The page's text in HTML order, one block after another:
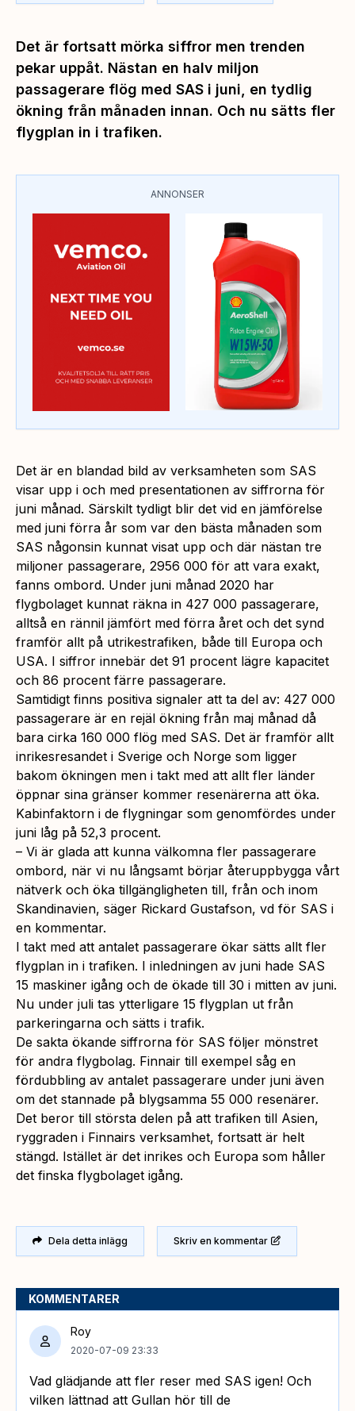
Det är fortsatt mörka siffror men trenden
pekar uppåt. Nästan en halv miljon
passagerare flög med SAS i juni, en tydlig
ökning från månaden innan. Och nu sätts fler
flygplan in i trafiken.
ANNONSER
Det är en blandad bild av verksamheten som SAS
visar upp i och med presentationen av siffrorna för
juni månad. Särskilt tydligt blir det vid en jämförelse
med juni förra år som var den bästa månaden som
SAS någonsin kunnat visat upp och där nästan tre
miljoner passagerare, 2956 000 för att vara exakt,
fanns ombord. Under juni månad 2020 har
flygbolaget kunnat räkna in 427 000 passagerare,
alltså en rännil jämfört med förra året och det synd
framför allt på utrikestrafiken, både till Europa och
USA. I siffror innebär det 91 procent lägre kapacitet
och 86 procent färre passagerare.
Samtidigt finns positiva signaler att ta del av: 427 000
passagerare är en rejäl ökning från maj månad då
bara cirka 160 000 flög med SAS. Det är framför allt
inrikesresandet i Sverige och Norge som ligger
bakom ökningen men i takt med att allt fler länder
öppnar sina gränser kommer resenärerna att öka.
Kabinfaktorn i de flygningar som genomfördes under
juni låg på 52,3 procent.
– Vi är glada att kunna välkomna fler passagerare
ombord, när vi nu långsamt börjar återuppbygga vårt
nätverk och öka tillgängligheten till, från och inom
Skandinavien, säger Rickard Gustafson, vd för SAS i
en kommentar.
I takt med att antalet passagerare ökar sätts allt fler
flygplan in i trafiken. I inledningen av juni hade SAS
15 maskiner igång och de ökade till 30 i mitten av juni.
Nu under juli tas ytterligare 15 flygplan ut från
parkeringarna och sätts i trafik.
De sakta ökande siffrorna för SAS följer mönstret
för andra flygbolag. Finnair till exempel såg en
fördubbling av antalet passagerare under juni även
om det stannade på blygsamma 55 000 resenärer.
Det beror till största delen på att trafiken till Asien,
ryggraden i Finnairs verksamhet, fortsatt är helt
stängd. Istället är det inrikes och Europa som håller
det finska flygbolaget igång.
Dela detta inlägg Skriv en kommentar
KOMMENTARER
Roy
2020-07-09 23:33
Vad glädjande att fler reser med SAS igen! Och
vilken lättnad att Gullan hör till de